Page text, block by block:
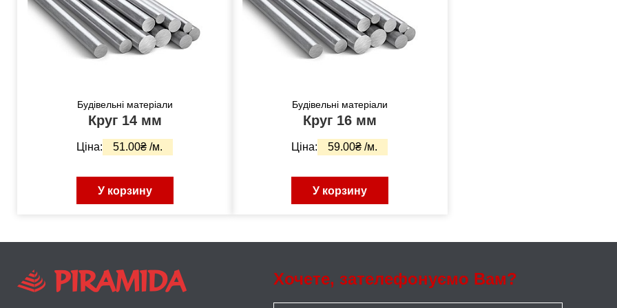
Будівельні матеріали
Круг 14 мм
Ціна: 51.00₴ /м.
У корзину
Будівельні матеріали
Круг 16 мм
Ціна: 59.00₴ /м.
У корзину
Хочете, зателефонуємо Вам?